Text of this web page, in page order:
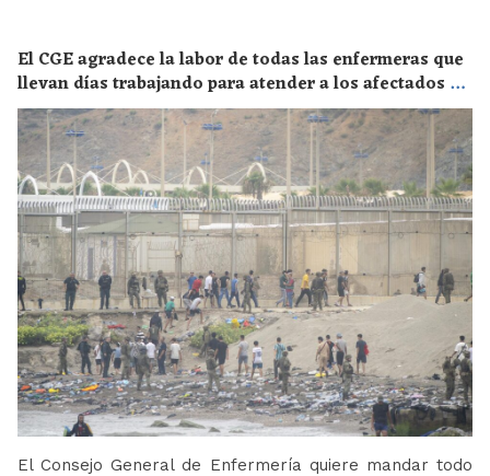
El CGE agradece la labor de todas las enfermeras que
llevan días trabajando para atender a los afectados de
la crisis migratoria de Ceuta
El Consejo General de Enfermería quiere mandar todo